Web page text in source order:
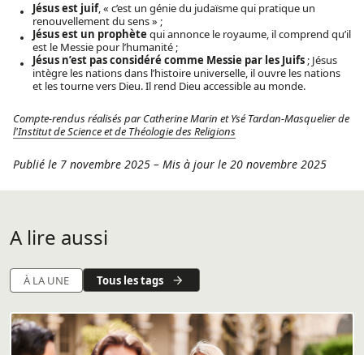
Jésus est juif, « c’est un génie du judaïsme qui pratique un
renouvellement du sens » ;
Jésus est un prophète qui annonce le royaume, il comprend qu’il
est le Messie pour l’humanité ;
Jésus n’est pas considéré comme Messie par les Juifs ; Jésus
intègre les nations dans l’histoire universelle, il ouvre les nations
et les tourne vers Dieu. Il rend Dieu accessible au monde.
Compte-rendus réalisés par Catherine Marin et Ysé Tardan-Masquelier de
l'Institut de Science et de Théologie des Religions
Publié le 7 novembre 2025 – Mis à jour le 20 novembre 2025
A lire aussi
À LA UNE Tous les tags